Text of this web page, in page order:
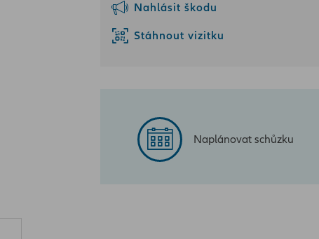
Nahlásit škodu
Stáhnout vizitku
Naplánovat schůzku